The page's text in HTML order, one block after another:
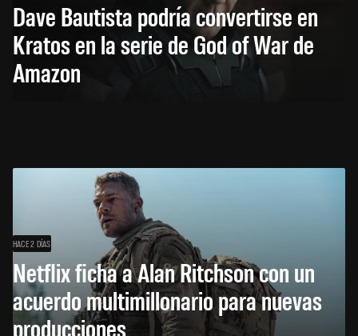
Dave Bautista podría convertirse en
Kratos en la serie de God of War de
Amazon
HACE 2 DÍAS
Netflix ficha a Alan Ritchson con un
acuerdo multimillonario para nuevas
producciones